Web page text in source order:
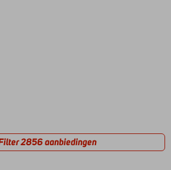
2856 aanbiedingen